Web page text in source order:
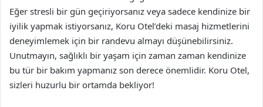
Eğer stresli bir gün geçiriyorsanız veya sadece kendinize bir
iyilik yapmak istiyorsanız, Koru Otel’deki masaj hizmetlerini
deneyimlemek için bir randevu almayı düşünebilirsiniz.
Unutmayın, sağlıklı bir yaşam için zaman zaman kendinize
bu tür bir bakım yapmanız son derece önemlidir. Koru Otel,
sizleri huzurlu bir ortamda bekliyor!